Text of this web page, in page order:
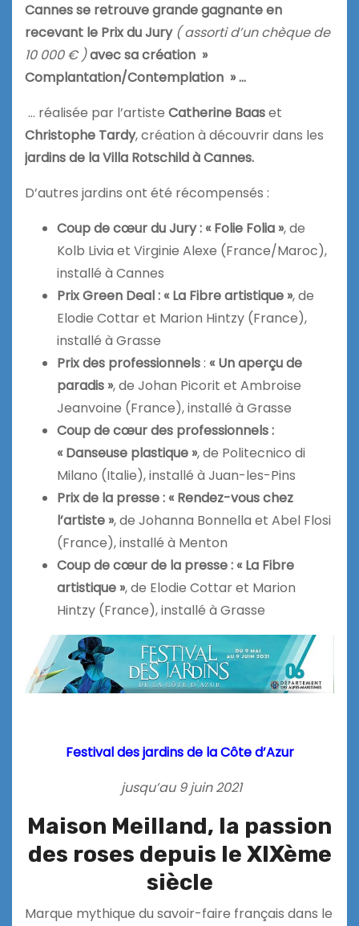
Cannes se retrouve grande gagnante en
recevant le Prix du Jury ( assorti d’un chèque de
10 000 € )avec sa création »
Complantation/Contemplation » …
… réalisée par l’artiste Catherine Baaset
Christophe Tardy, création à découvrir dans les
jardins de la Villa Rotschild à Cannes.
D’autres jardins ont été récompensés :
Coup de cœur du Jury : « Folie Folia », de
Kolb Livia et Virginie Alexe (France/Maroc),
installé à Cannes
Prix Green Deal : « La Fibre artistique », de
Elodie Cottar et Marion Hintzy (France),
installé à Grasse
Prix des professionnels: « Un aperçu de
paradis », de Johan Picorit et Ambroise
Jeanvoine (France), installé à Grasse
Coup de cœur des professionnels :
« Danseuse plastique », de Politecnico di
Milano (Italie), installé à Juan-les-Pins
Prix de la presse : « Rendez-vous chez
l’artiste », de Johanna Bonnella et Abel Flosi
(France), installé à Menton
Coup de cœur de la presse : « La Fibre
artistique », de Elodie Cottar et Marion
Hintzy (France), installé à Grasse
Festival des jardins de la Côte d’Azur
jusqu’au 9 juin 2021
Maison Meilland, la passion
des roses depuis le XIXème
siècle
Marque mythique du savoir-faire français dans le